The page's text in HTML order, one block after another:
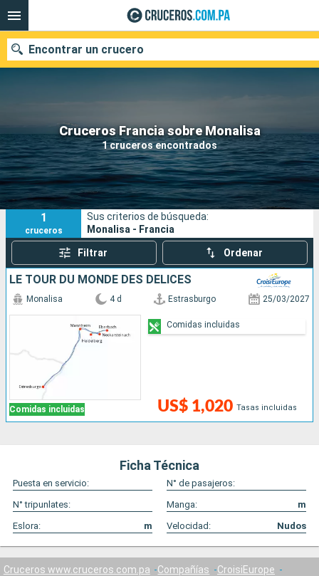
Cruceros Francia sobre Monalisa
1 cruceros encontrados
Encontrar un crucero
Nuestros destinos
Fecha de salida
Puertos Compañías
1
cruceros
Sus criterios de búsqueda:
Monalisa - Francia
Filtrar Ordenar
LE TOUR DU MONDE DES DÉLICES
Comidas incluidas
Monalisa 4 d Estrasburgo 25/03/2027
US$ 1,020 Tasas incluidas
Comidas incluidas
Ficha Técnica
Puesta en servicio:
N° de pasajeros:
N° tripunlates:
Manga:
m
Eslora:
m Velocidad: Nudos
Cruceros www.cruceros.com.pa Compañías
CroisiEurope